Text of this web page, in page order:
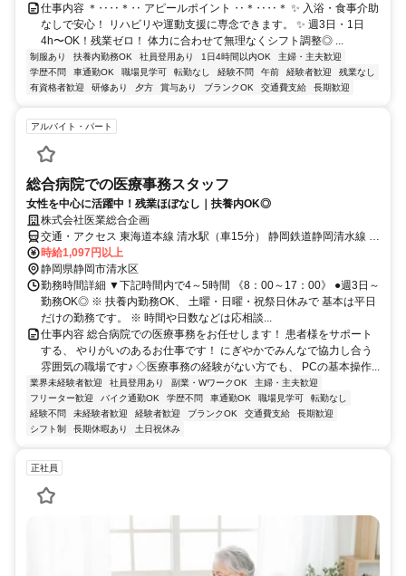
仕事内容 ＊‥‥＊‥ アピールポイント ‥＊‥‥＊ ✨ 入浴・食事介助
なしで安心！ リハビリや運動支援に専念できます。 ✨ 週3日・1日
4h〜OK！残業ゼロ！ 体力に合わせて無理なくシフト調整◎ ...
制服あり 扶養内勤務OK 社員登用あり 1日4時間以内OK
主婦・主夫歓迎
学歴不問
車通勤OK 職場見学可 転勤なし 経験不問 午前 経験者歓迎
残業なし
有資格者歓迎
研修あり 夕方 賞与あり ブランクOK 交通費支給 長期歓迎
アルバイト・パート
総合病院での医療事務スタッフ
女性を中心に活躍中！残業ほぼなし｜扶養内OK◎
株式会社医業総合企画
交通・アクセス 東海道本線 清水駅（車15分） 静岡鉄道静岡清水線 新
清水駅（車10分）
時給1,097円以上
静岡県静岡市清水区
勤務時間詳細 ▼下記時間内で4～5時間 《8：00～17：00》 ●週3日～
勤務OK◎ ※ 扶養内勤務OK、 土曜・日曜・祝祭日休みで 基本は平日
だけの勤務です。 ※ 時間や日数などは応相談...
仕事内容 総合病院での医療事務をお任せします！ 患者様をサポート
する、 やりがいのあるお仕事です！ にぎやかでみんなで協力し合う
雰囲気の職場です♪ ◇医療事務の経験がない方でも、 PCの基本操作...
業界未経験者歓迎 社員登用あり 副業・WワークOK
主婦・主夫歓迎
フリーター歓迎
バイク通勤OK 学歴不問 車通勤OK 職場見学可
転勤なし
経験不問
未経験者歓迎 経験者歓迎 ブランクOK 交通費支給
長期歓迎
シフト制
長期休暇あり 土日祝休み
正社員